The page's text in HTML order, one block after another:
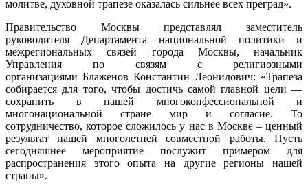
молитве, духовной трапезе оказалась сильнее всех преград».
Правительство Москвы представлял заместитель
руководителя Департамента национальной политики и
межрегиональных связей города Москвы, начальник
Управления по связям с религиозными
организациями Блаженов Константин Леонидович: «Трапеза
собирается для того, чтобы достичь самой главной цели —
сохранить в нашей многоконфессиональной и
многонациональной стране мир и согласие. То
сотрудничество, которое сложилось у нас в Москве – ценный
результат нашей многолетней совместной работы. Пусть
сегодняшнее мероприятие послужит примером для
распространения этого опыта на другие регионы нашей
страны».